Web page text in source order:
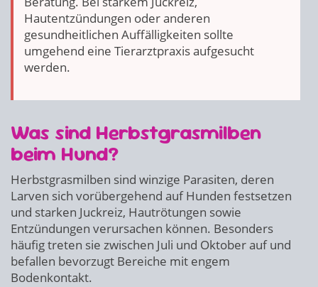
Hautentzündungen oder anderen
gesundheitlichen Auffälligkeiten sollte
umgehend eine Tierarztpraxis aufgesucht
werden.
Was sind Herbstgrasmilben
beim Hund?
Herbstgrasmilben sind winzige Parasiten, deren
Larven sich vorübergehend auf Hunden festsetzen
und starken Juckreiz, Hautrötungen sowie
Entzündungen verursachen können. Besonders
häufig treten sie zwischen Juli und Oktober auf und
befallen bevorzugt Bereiche mit engem
Bodenkontakt.